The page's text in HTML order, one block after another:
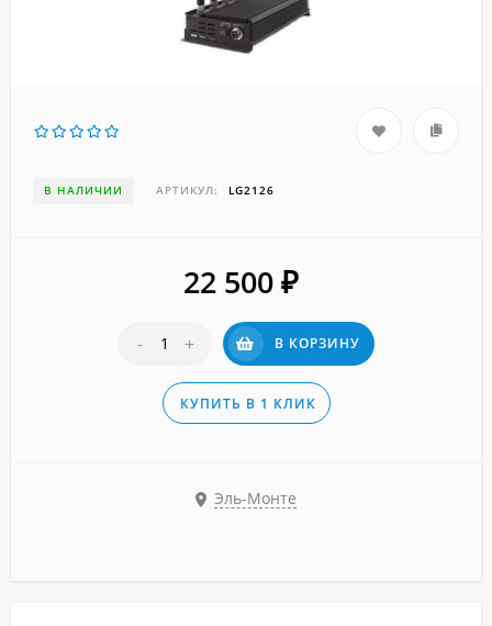
В НАЛИЧИИ АРТИКУЛ: LG2126
22 500 ₽
- + В КОРЗИНУ
КУПИТЬ В 1 КЛИК
Эль-Монте